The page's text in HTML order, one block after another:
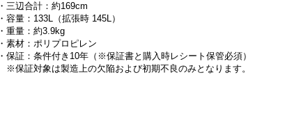
・三辺合計：約169cm
・容量：133L（拡張時 145L）
・重量：約3.9kg
・素材：ポリプロピレン
・保証：条件付き10年（※保証書と購入時レシート保管必須）
※保証対象は製造上の欠陥および初期不良のみとなります。